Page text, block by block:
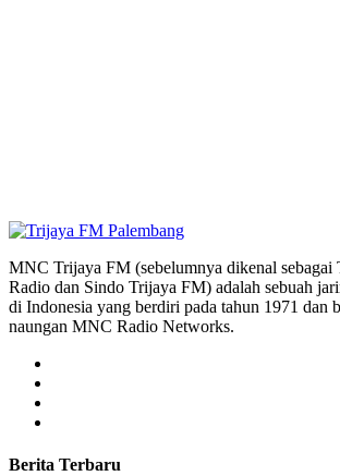
MNC Trijaya FM (sebelumnya dikenal
Radio dan Sindo Trijaya FM) adalah sebuah
di Indonesia yang berdiri pada tahun 1971 dan
naungan MNC Radio Networks.
Berita Terbaru